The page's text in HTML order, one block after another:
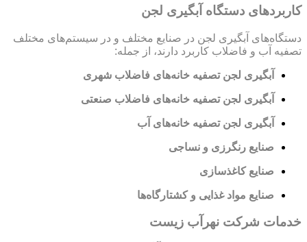
کاربردهای دستگاه آبگیری لجن
دستگاه‌های آبگیری لجن در صنایع مختلف و در سیستم‌های مختلف
تصفیه آب و فاضلاب کاربرد دارند، از جمله:
آبگیری لجن تصفیه خانه‌های فاضلاب شهری
آبگیری لجن تصفیه خانه‌های فاضلاب صنعتی
آبگیری لجن تصفیه خانه‌های آب
صنایع رنگرزی و نساجی
صنایع کاغذسازی
صنایع مواد غذایی و کشتارگاه‌ها
خدمات شرکت نهرآب زیست